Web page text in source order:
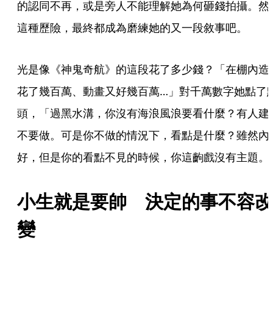
的認同不再，或是旁人不能理解她為何砸錢拍攝。然
這種歷險，最終都成為磨練她的又一段敘事吧。
光是像《神鬼奇航》的這段花了多少錢？「在棚內造
花了幾百萬、動畫又好幾百萬…」對千萬數字她點了
頭，「過黑水溝，你沒有海浪風浪要看什麼？有人建
不要做。可是你不做的情況下，看點是什麼？雖然內
好，但是你的看點不見的時候，你這齣戲沒有主題。
小生就是要帥　決定的事不容改
變